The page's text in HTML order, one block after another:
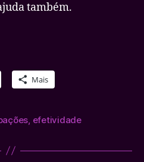
também.
Mais
efetividade